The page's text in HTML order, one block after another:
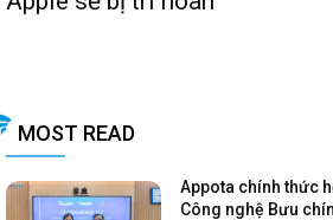
MOST READ
Appota chính thức
Công nghệ Bưu